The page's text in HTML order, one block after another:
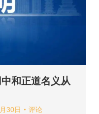
和正道名义从
30日 评论